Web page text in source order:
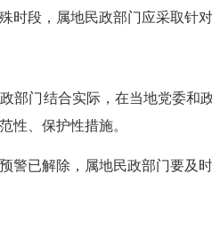
时段，属地民政部门应采取针
门结合实际，在当地党委和
性、保护性措施。
已解除，属地民政部门要及时